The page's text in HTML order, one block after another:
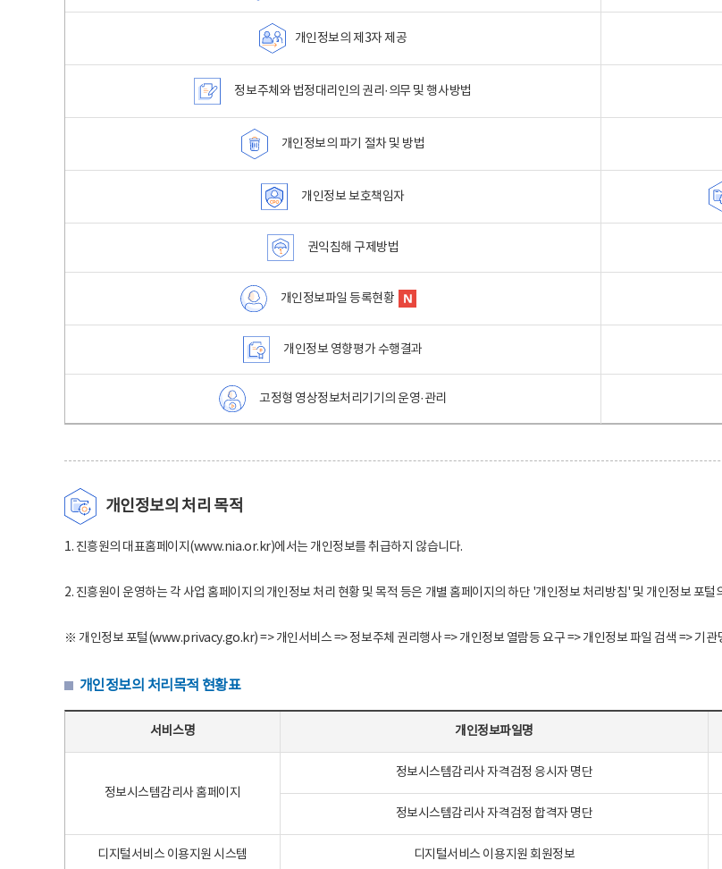
개인정보의 제3자 제공
정보주체와 법정대리인의 권리·의무 및 행사방법
개인정보의 파기 절차 및 방법
개인정보 보호책임자
권익침해 구제방법
개인정보파일 등록현황
개인정보 영향평가 수행결과
고정형 영상정보처리기기의 운영·관리
개인정보의 처리 목적
1. 진흥원의 대표홈페이지(www.nia.or.kr)에서는 개인정보를 취급하지 않습니다.
2. 진흥원이 운영하는 각 사업 홈페이지의 개인정보 처리 현황 및 목적 등은 개별 홈페이지의 하단 '개인정보 처리방침' 및 개인정보 포털
※ 개인정보 포털(www.privacy.go.kr) => 개인서비스 => 정보주체 권리행사 => 개인정보 열람등 요구 => 개인정보 파일 검색 => 기
개인정보의 처리목적 현황표
서비스명 개인정보파일명
정보시스템감리사 홈페이지
정보시스템감리사 자격검정 응시자 명단
정보시스템감리사 자격검정 합격자 명단
디지털서비스 이용지원 시스템 디지털서비스 이용지원 회원정보